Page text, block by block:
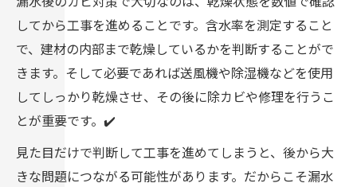
してから工事を進めることです。含水率を測定すること
で、建材の内部まで乾燥しているかを判断することがで
きます。そして必要であれば送風機や除湿機などを使用
してしっかり乾燥させ、その後に除カビや修理を行うこ
とが重要です。✔️
見た目だけで判断して工事を進めてしまうと、後から大
きな問題につながる可能性があります。だからこそ漏水